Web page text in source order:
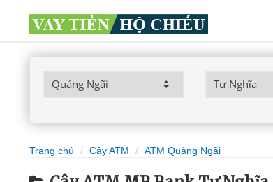
Trang chủ Cây ATM ATM Quảng Ngãi